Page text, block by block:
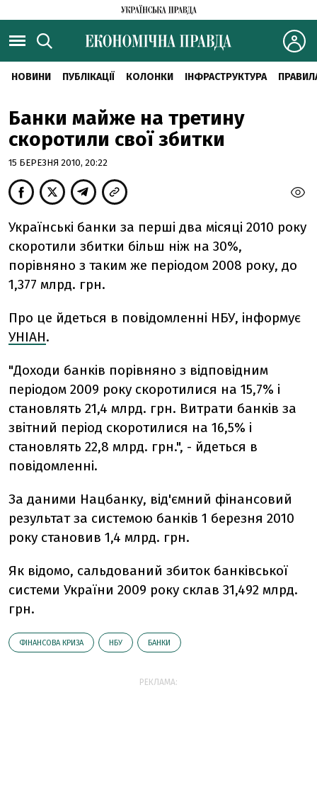
НОВИНИ ПУБЛІКАЦІЇ КОЛОНКИ ІНФРАСТРУКТУРА
Банки майже на третину
скоротили свої збитки
15 БЕРЕЗНЯ 2010, 20:22
Українські банки за перші два місяці 2010 року
скоротили збитки більш ніж на 30%,
порівняно з таким же періодом 2008 року, до
1,377 млрд. грн.
Про це йдеться в повідомленні НБУ, інформує
УНІАН.
"Доходи банків порівняно з відповідним
періодом 2009 року скоротилися на 15,7% і
становлять 21,4 млрд. грн. Витрати банків за
звітний період скоротилися на 16,5% і
становлять 22,8 млрд. грн.", - йдеться в
повідомленні.
За даними Нацбанку, від'ємний фінансовий
результат за системою банків 1 березня 2010
року становив 1,4 млрд. грн.
Як відомо, сальдований збиток банківської
системи України 2009 року склав 31,492 млрд.
грн.
ФІНАНСОВА КРИЗА НБУ БАНКИ
РЕКЛАМА: